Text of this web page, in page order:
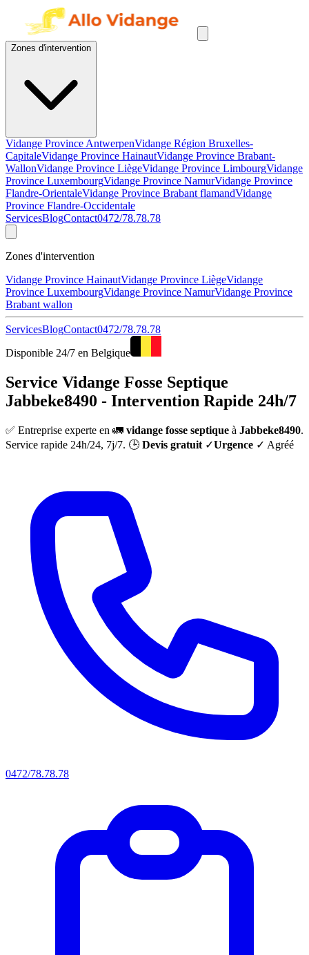
Zones d'intervention
Vidange Province AntwerpenVidange Région Bruxelles-
CapitaleVidange Province HainautVidange Province Brabant-
WallonVidange Province LiègeVidange Province LimbourgVidange
Province LuxembourgVidange Province NamurVidange Province
Flandre-OrientaleVidange Province Brabant flamandVidange
Province Flandre-Occidentale
ServicesBlogContact0472/78.78.78
Zones d'intervention
Vidange Province HainautVidange Province LiègeVidange
Province LuxembourgVidange Province NamurVidange Province
Brabant wallon
ServicesBlogContact0472/78.78.78
Disponible 24/7 en Belgique
Service Vidange Fosse Septique
Jabbeke8490 - Intervention Rapide 24h/7
✅ Entreprise experte en 🚛 vidange fosse septique à Jabbeke8490.
Service rapide 24h/24, 7j/7. 🕒 Devis gratuit ✓Urgence ✓ Agréé
0472/78.78.78